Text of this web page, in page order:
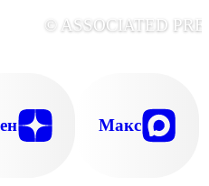
© ASSOCIATED
Макс